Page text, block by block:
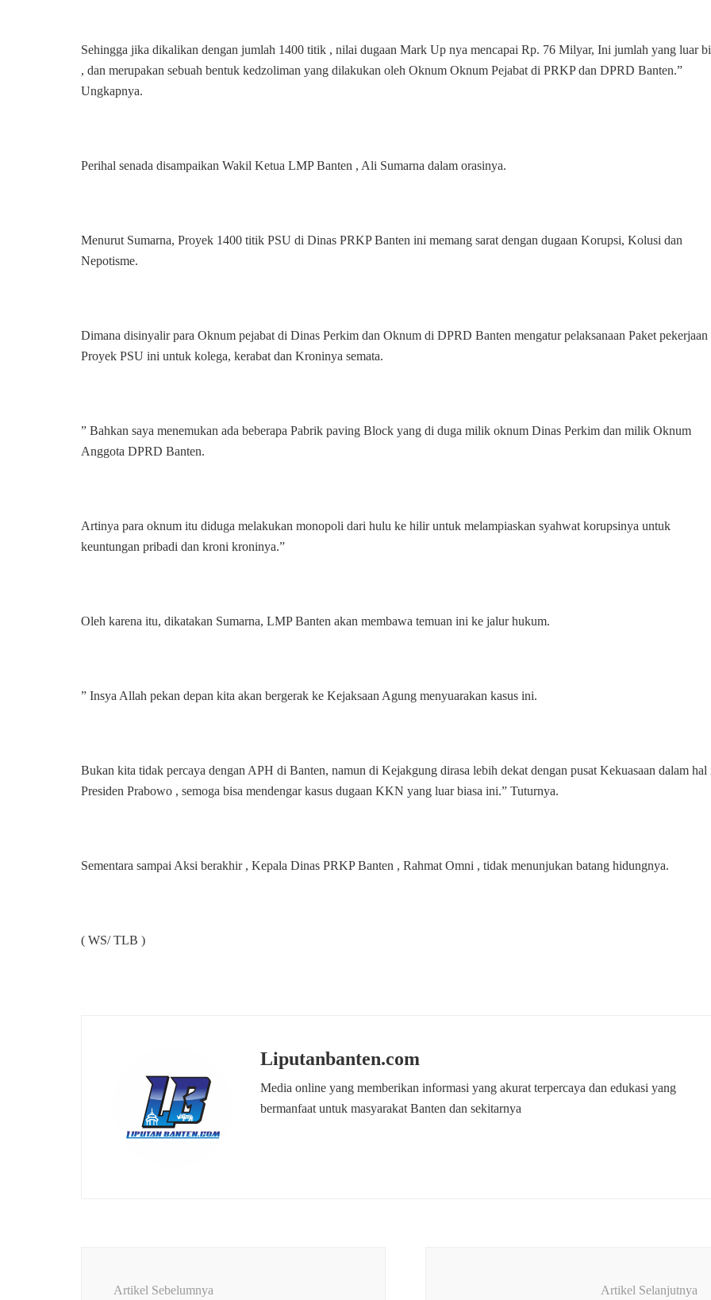
Sehingga jika dikalikan dengan jumlah 1400 titik , nilai dugaan Mark Up nya mencapai Rp. 76 Milyar, Ini jumlah yang luar
, dan merupakan sebuah bentuk kedzoliman yang dilakukan oleh Oknum Oknum Pejabat di PRKP dan DPRD Banten.”
Ungkapnya.
Perihal senada disampaikan Wakil Ketua LMP Banten , Ali Sumarna dalam orasinya.
Menurut Sumarna, Proyek 1400 titik PSU di Dinas PRKP Banten ini memang sarat dengan dugaan Korupsi, Kolusi dan
Nepotisme.
Dimana disinyalir para Oknum pejabat di Dinas Perkim dan Oknum di DPRD Banten mengatur pelaksanaan Paket pekerjaan
Proyek PSU ini untuk kolega, kerabat dan Kroninya semata.
” Bahkan saya menemukan ada beberapa Pabrik paving Block yang di duga milik oknum Dinas Perkim dan milik Oknum
Anggota DPRD Banten.
Artinya para oknum itu diduga melakukan monopoli dari hulu ke hilir untuk melampiaskan syahwat korupsinya untuk
keuntungan pribadi dan kroni kroninya.”
Oleh karena itu, dikatakan Sumarna, LMP Banten akan membawa temuan ini ke jalur hukum.
” Insya Allah pekan depan kita akan bergerak ke Kejaksaan Agung menyuarakan kasus ini.
Bukan kita tidak percaya dengan APH di Banten, namun di Kejakgung dirasa lebih dekat dengan pusat Kekuasaan dalam hal
Presiden Prabowo , semoga bisa mendengar kasus dugaan KKN yang luar biasa ini.” Tuturnya.
Sementara sampai Aksi berakhir , Kepala Dinas PRKP Banten , Rahmat Omni , tidak menunjukan batang hidungnya.
( WS/ TLB )
Liputanbanten.com
Media online yang memberikan informasi yang akurat terpercaya dan edukasi yang
bermanfaat untuk masyarakat Banten dan sekitarnya
Artikel Sebelumnya Artikel Selanjutnya